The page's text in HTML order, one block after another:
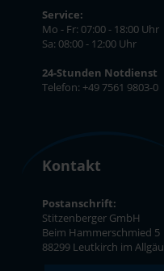
Service:
Mo - Fr: 07:00 - 18:00 Uhr
Sa: 08:00 - 12:00 Uhr
24-Stunden Notdienst
Telefon: +49 7561 9803-0
Kontakt
Postanschrift:
Stitzenberger GmbH
Beim Hammerschmied 5
88299 Leutkirch im Allgäu